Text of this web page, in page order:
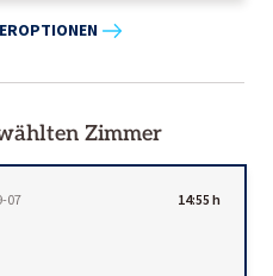
Zimmer
07 14:55 h